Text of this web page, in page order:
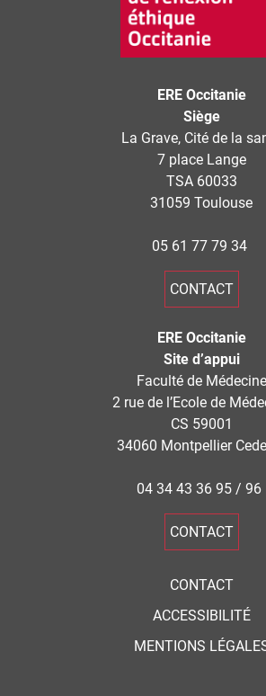
ERE Occitanie
Siège
La Grave, Cité de la
7 place Lange
TSA 60033
31059 Toulouse
05 61 77 79 34
CONTACT
ERE Occitanie
Site d’appui
Faculté de Médecine
2 rue de l’Ecole de
CS 59001
34060 Montpellier
04 34 43 36 95 / 96
CONTACT
CONTACT
ACCESSIBILITÉ
MENTIONS